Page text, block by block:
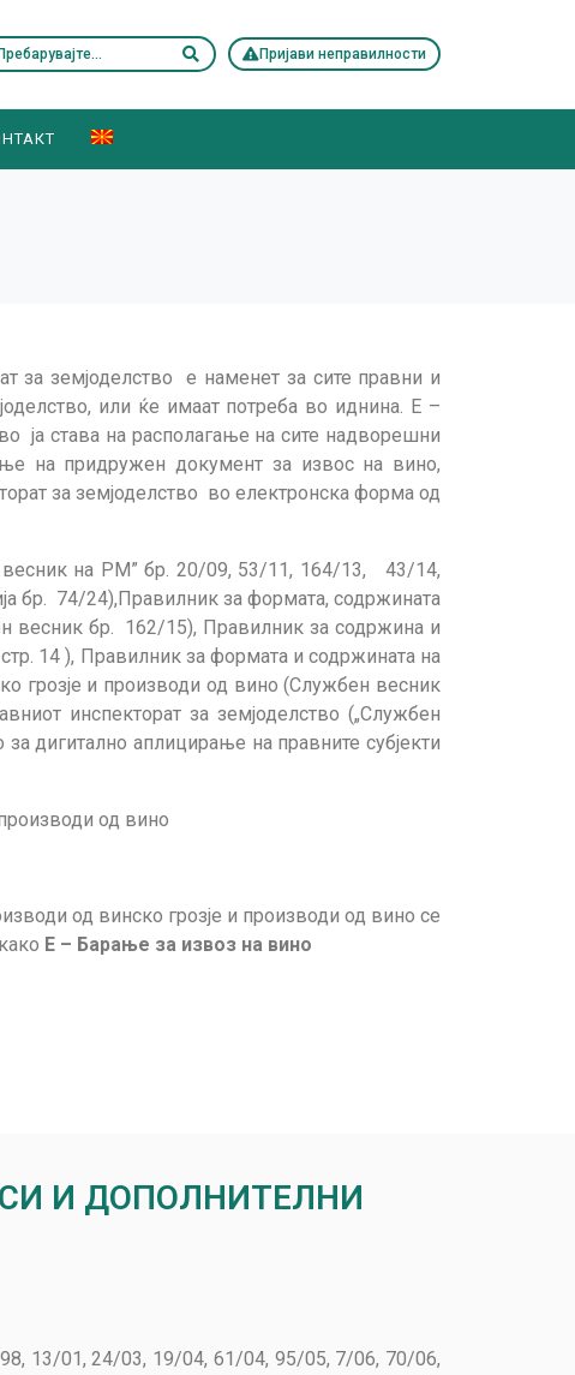
Пријави неправилности
за земјоделство е наменет за сите правни и
или ќе имаат потреба во иднина. Е –
ја става на располагање на сите надворешни
на придружен документ за извос на вино,
за земјоделство во електронска форма од
весник на РМ” бр. 20/09, 53/11, 164/13, 43/14,
бр. 74/24),Правилник за формата, содржината
весник бр. 162/15), Правилник за содржина и
14 ), Правилник за формата и содржината на
грозје и производи од вино (Службен весник
инспекторат за земјоделство („Службен
дигитално аплицирање на правните субјекти
од вино
од винско грозје и производи од вино се
Е – Барање за извоз на вино
И ДОПОЛНИТЕЛНИ
13/01, 24/03, 19/04, 61/04, 95/05, 7/06, 70/06,